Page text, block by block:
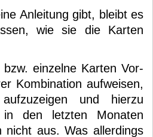
Anleitung gibt, bleibt es
wie sie die Karten
einzelne Karten Vor-
Kombination aufweisen,
und hierzu
den letzten Monaten
nicht aus. Was allerdings